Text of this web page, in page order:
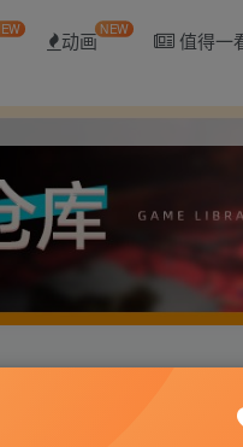
动画 NEW 值得一
人之路DLC